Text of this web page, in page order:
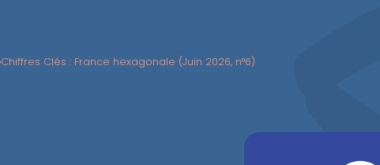
Chiffres Clés : France hexagonale (Juin 2026, n°6)